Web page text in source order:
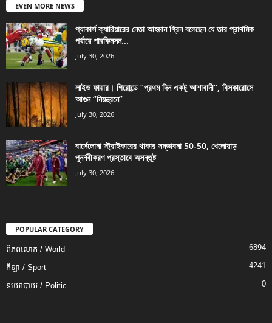
EVEN MORE NEWS
প্যাকার্স ক্যারিয়ারের নেতা আহমান গ্রিন বলেছেন যে তার প্রাথমিক
পর্যায়ে পারকিনসন...
July 30, 2026
লাইভ ফায়ার। গিরোন্ডে “প্রথম দিন একটু আশাবাদী”, বিসকারোসে
আগুন “নিয়ন্ত্রনে”
July 30, 2026
বার্সেলোনা স্ট্রাইকারের থাকার সম্ভাবনা 50-50, খেলোয়াড়
পুনর্নবীকরণ প্রস্তাবে অসন্তুষ্ট
July 30, 2026
POPULAR CATEGORY
ពិភពលោក / World 6894
កីឡា / Sport 4241
នយោបាយ / Politic 0